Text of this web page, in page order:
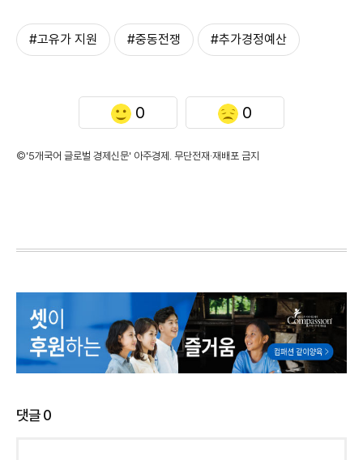
#고유가 지원 #중동전쟁 #추가경정예산
0 0
©'5개국어 글로벌 경제신문' 아주경제. 무단전재·재배포 금지
댓글0